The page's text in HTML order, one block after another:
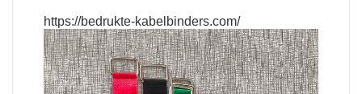
https://bedrukte-kabelbinders.com/